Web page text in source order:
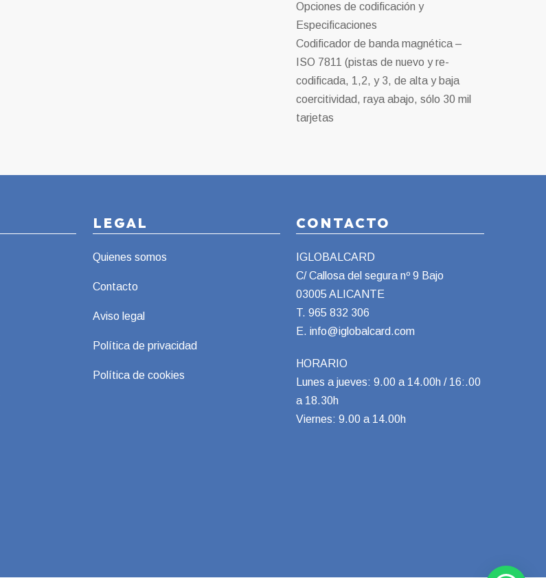
Opciones de codificación y
Especificaciones
Codificador de banda magnética –
ISO 7811 (pistas de nuevo y re-
codificada, 1,2, y 3, de alta y baja
coercitividad, raya abajo, sólo 30 mil
tarjetas
LEGAL
Quienes somos
Contacto
Aviso legal
Política de privacidad
Política de cookies
CONTACTO
IGLOBALCARD
C/ Callosa del segura nº 9 Bajo
03005 ALICANTE
T.965 832 306
E.info@iglobalcard.com
HORARIO
Lunes a jueves: 9.00 a 14.00h / 16:.00
a 18.30h
Viernes: 9.00 a 14.00h